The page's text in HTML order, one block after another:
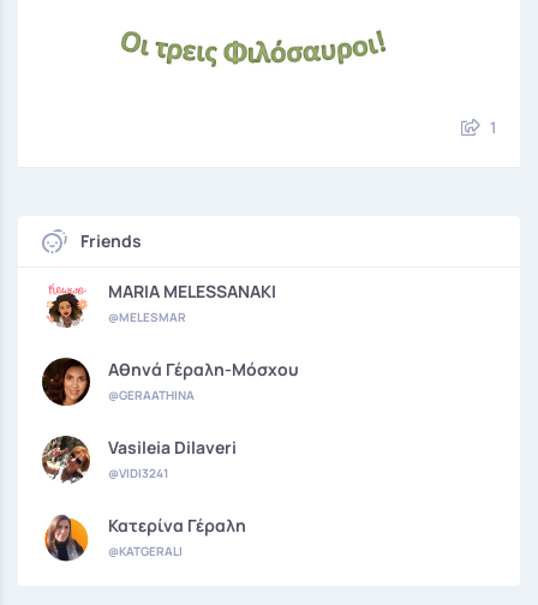
1
Friends
MARIA MELESSANAKI
@MELESMAR
Αθηνά Γέραλη-Μόσχου
@GERAATHINA
Vasileia Dilaveri
@VIDI3241
Κατερίνα Γέραλη
@KATGERALI